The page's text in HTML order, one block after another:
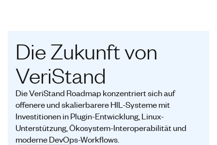
Die Zukunft von
VeriStand
Die VeriStand Roadmap konzentriert sich auf
offenere und skalierbarere HIL-Systeme mit
Investitionen in Plugin-Entwicklung, Linux-
Unterstützung, Ökosystem-Interoperabilität und
moderne DevOps-Workflows.